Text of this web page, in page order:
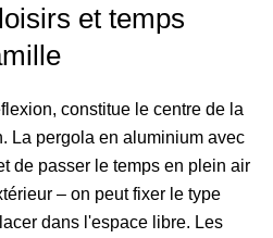
et temps
constitue le centre de la
La pergola en aluminium avec
de passer le temps en plein air
– on peut fixer le type
dans l'espace libre. Les